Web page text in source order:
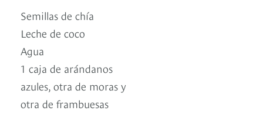
Semillas de chía
Leche de coco
Agua
1 caja de arándanos
azules, otra de moras y
otra de frambuesas